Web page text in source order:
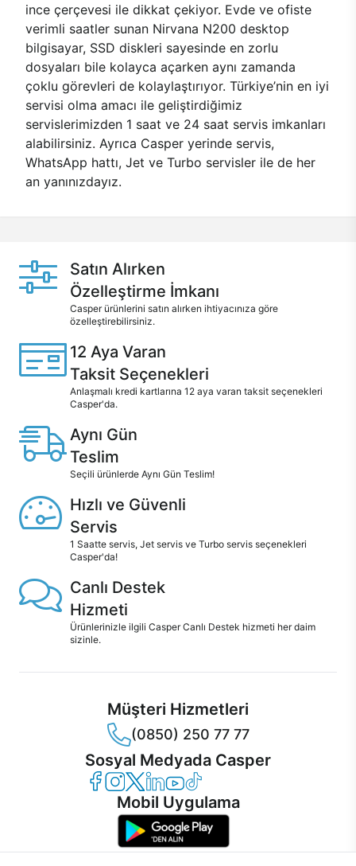
ince çerçevesi ile dikkat çekiyor. Evde ve ofiste
verimli saatler sunan Nirvana N200 desktop
bilgisayar, SSD diskleri sayesinde en zorlu
dosyaları bile kolayca açarken aynı zamanda
çoklu görevleri de kolaylaştırıyor. Türkiye’nin en iyi
servisi olma amacı ile geliştirdiğimiz
servislerimizden 1 saat ve 24 saat servis imkanları
alabilirsiniz. Ayrıca Casper yerinde servis,
WhatsApp hattı, Jet ve Turbo servisler ile de her
an yanınızdayız.
Satın Alırken
Özelleştirme İmkanı
Casper ürünlerini satın alırken ihtiyacınıza göre
özelleştirebilirsiniz.
12 Aya Varan
Taksit Seçenekleri
Anlaşmalı kredi kartlarına 12 aya varan taksit seçenekleri
Casper'da.
Aynı Gün
Teslim
Seçili ürünlerde Aynı Gün Teslim!
Hızlı ve Güvenli
Servis
1 Saatte servis, Jet servis ve Turbo servis seçenekleri
Casper'da!
Canlı Destek
Hizmeti
Ürünlerinizle ilgili Casper Canlı Destek hizmeti her daim
sizinle.
Müşteri Hizmetleri
(0850) 250 77 77
Sosyal Medyada Casper
Casper Facebook
Casper Instagram
Casper Twitter
Casper LinkedIn
Casper YouTube
Casper TikTok
Mobil Uygulama